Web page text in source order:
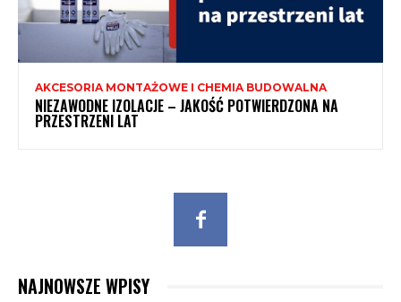
AKCESORIA MONTAŻOWE I CHEMIA BUDOWALNA
NIEZAWODNE IZOLACJE – JAKOŚĆ POTWIERDZONA NA
PRZESTRZENI LAT
NAJNOWSZE WPISY